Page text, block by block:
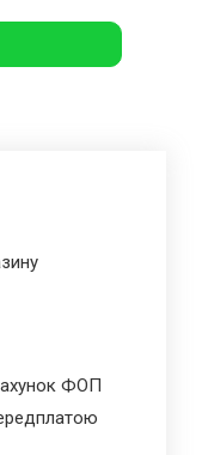
ФОП